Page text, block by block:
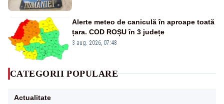
Alerte meteo de caniculă în aproape toată
țara. COD ROȘU în 3 județe
3 aug. 2026, 07:48
CATEGORII POPULARE
Actualitate